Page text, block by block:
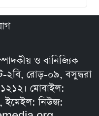
ও বানিজ্যিক
২বি, রোড়-০৯, বসুন্ধরা
মোবাইল:
নিউজ: